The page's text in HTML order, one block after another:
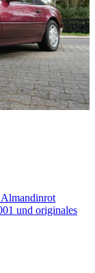
Almandinrot
und originales